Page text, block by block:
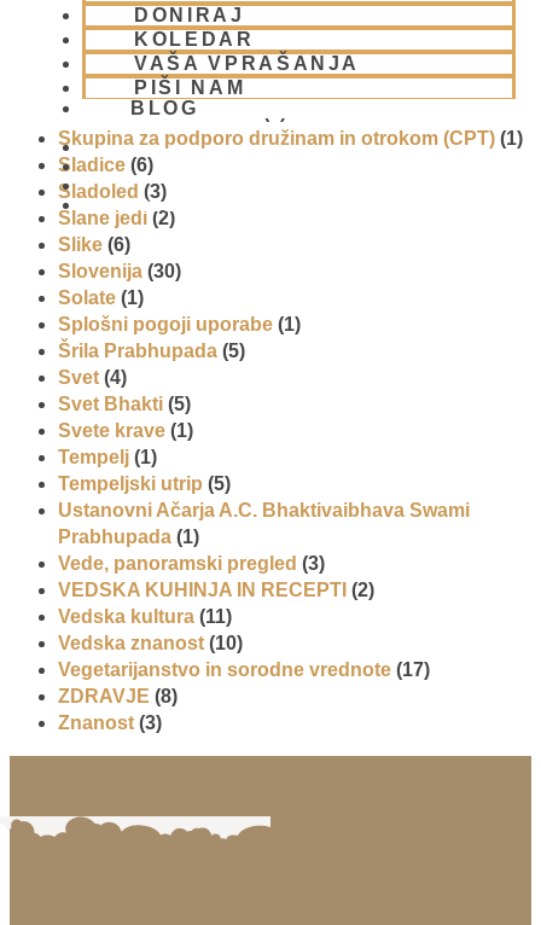
DONIRAJ
KOLEDAR
VAŠA VPRAŠANJA
PIŠI NAM
BLOG
01 431 21 24
Prireditve(7)
Priti Vardhana das(1)
Promocija in izobrazevanje(3)
Reportaže(6)
SEMINARJI IN TEČAJ
Skupina za podporo družinam in otrokom (CPT) (1)
Sladice (6)
Sladoled (3)
Slane jedi (2)
Slike (6)
Slovenija (30)
Solate (1)
Splošni pogoji uporabe (1)
Šrila Prabhupada (5)
Svet (4)
Svet Bhakti (5)
Svete krave (1)
Tempelj (1)
Tempeljski utrip (5)
Ustanovni Ačarja A.C. Bhaktivaibhava Swami
Prabhupada (1)
Vede, panoramski pregled (3)
VEDSKA KUHINJA IN RECEPTI (2)
Vedska kultura (11)
Vedska znanost (10)
Vegetarijanstvo in sorodne vrednote (17)
ZDRAVJE (8)
Znanost (3)